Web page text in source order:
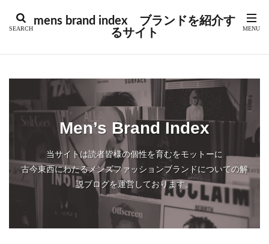
mens brand index ブランドを紹介す
るサイト
Men’s Brand Index
当サイトは読者皆様の個性を育むをモットーに
古今東西にわたるメンズファッションブランドについての解
説ブログを運営しております。
タグ
アバンギャルド アメカジ アメリカ
アルチザン アーカイブ イギリス イタリア
インポート インポートブランド オーダーメイド
カジュアル コラム コレクションブランド
シューズ シューズブランド ジュエリー
スイス スウェーデン スケート ストリート
ストリートブランド スペイン スポーツ
スポーツブランド セントラルセントマーチン